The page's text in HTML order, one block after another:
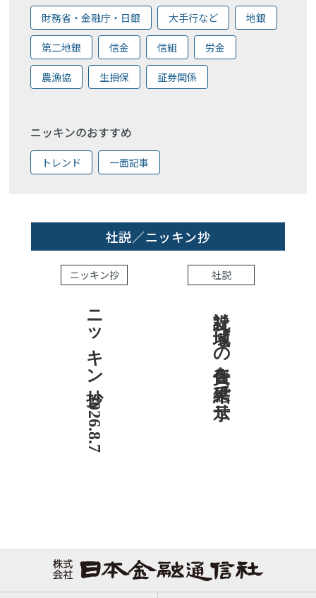
財務省・金融庁・日銀 大手行など 地銀
第二地銀 信金 信組 労金
農漁協 生損保 証券関係
ニッキンのおすすめ
トレンド 一面記事
社説／ニッキン抄
ニッキン抄
ニッキン抄 2026.8.7
社説
社説 地域への責任を結果で示せ